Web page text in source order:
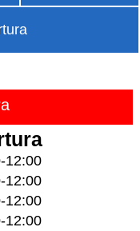
12:00
12:00
12:00
12:00